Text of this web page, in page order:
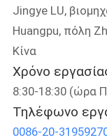
ΓΎΡΟΣ
ΠΟΙΟΤΙΚΌΣ
ΈΛΕΓΧΟΣ
Jingye LU,
Huangpu, πόλη
Κίνα
Χρόνο
8:30-18:30 (ώρα
Τηλέφωνο
0086-20-